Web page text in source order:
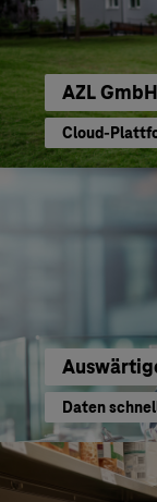
AZL GmbH
Cloud-
Daten